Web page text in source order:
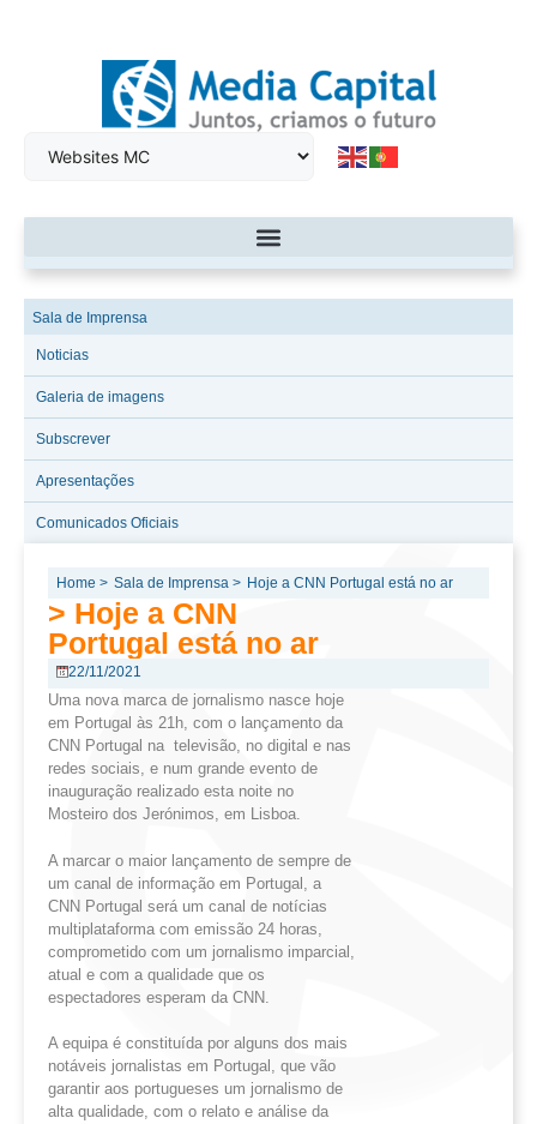
Sala de Imprensa
Noticias
Galeria de imagens
Subscrever
Apresentações
Comunicados Oficiais
Home > Sala de Imprensa > Hoje a CNN Portugal está no ar
> Hoje a CNN
Portugal está no ar
22/11/2021
Uma nova marca de jornalismo nasce hoje
em Portugal às 21h, com o lançamento da
CNN Portugal na televisão, no digital e nas
redes sociais, e num grande evento de
inauguração realizado esta noite no
Mosteiro dos Jerónimos, em Lisboa.
A marcar o maior lançamento de sempre de
um canal de informação em Portugal, a
CNN Portugal será um canal de notícias
multiplataforma com emissão 24 horas,
comprometido com um jornalismo imparcial,
atual e com a qualidade que os
espectadores esperam da CNN.
A equipa é constituída por alguns dos mais
notáveis jornalistas em Portugal, que vão
garantir aos portugueses um jornalismo de
alta qualidade, com o relato e análise da